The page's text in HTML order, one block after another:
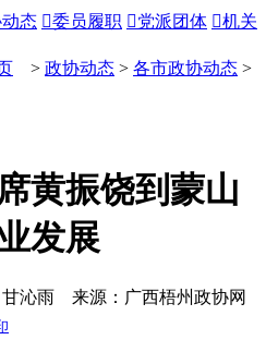
态 委员履职 党派团体 机关
> 政协动态 > 各市政协动态 >
黄振饶到蒙山
发展
甘沁雨 来源：广西梧州政协网